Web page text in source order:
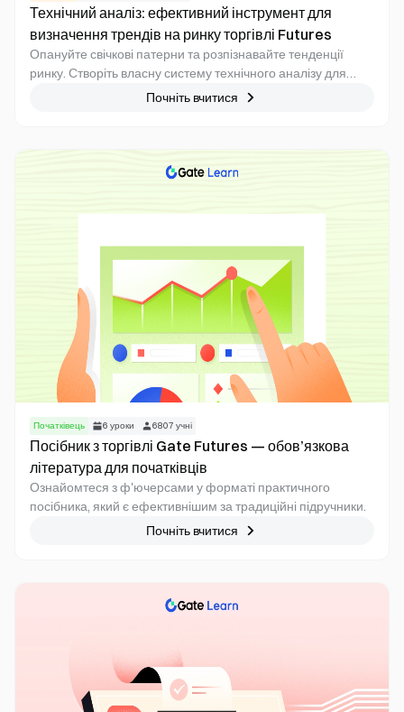
Технічний аналіз: ефективний інструмент для
визначення трендів на ринку торгівлі Futures
Опануйте свічкові патерни та розпізнавайте тенденції
ринку. Створіть власну систему технічного аналізу для
прийняття зважених рішень щодо торгівлі
Почніть вчитися
Початківець 6 уроки 6807 учні
Посібник з торгівлі Gate Futures — обов’язкова
література для початківців
Ознайомтеся з ф'ючерсами у форматі практичного
посібника, який є ефективнішим за традиційні підручники.
Почніть вчитися